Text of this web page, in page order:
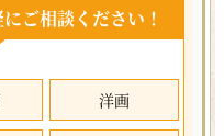
ご相談ください！
洋画